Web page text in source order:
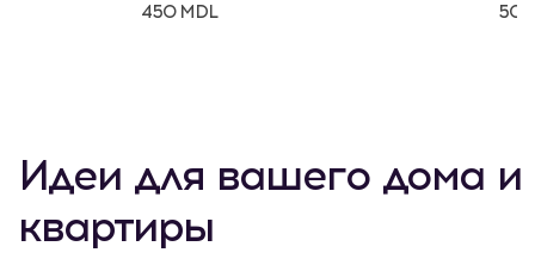
450 MDL 500
Идеи для вашего дома и
квартиры